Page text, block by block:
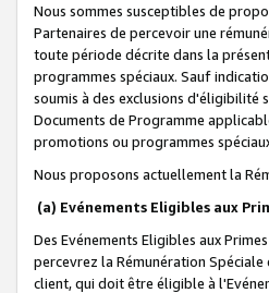
Nous sommes susceptibles de
Partenaires de percevoir une
toute période décrite dans la
programmes spéciaux. Sauf
soumis à des exclusions d'éligibilité
Documents de Programme
promotions ou programmes
Nous proposons actuellement la
(a) Evénements Eligibles aux
Des Evénements Eligibles aux
percevrez la Rémunération
client, qui doit être éligible à